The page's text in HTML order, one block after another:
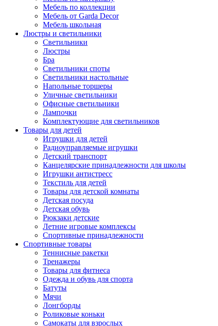
Мебель по коллекции
Мебель от Garda Decor
Мебель школьная
Люстры и светильники
Светильники
Люстры
Бра
Светильники споты
Светильники настольные
Напольные торшеры
Уличные светильники
Офисные светильники
Лампочки
Комплектующие для светильников
Товары для детей
Игрушки для детей
Радиоуправляемые игрушки
Детский транспорт
Канцелярские принадлежности для школы
Игрушки антистресс
Текстиль для детей
Товары для детской комнаты
Детская посуда
Детская обувь
Рюкзаки детские
Летние игровые комплексы
Спортивные принадлежности
Спортивные товары
Теннисные ракетки
Тренажеры
Товары для фитнеса
Одежда и обувь для спорта
Батуты
Мячи
Лонгборды
Роликовые коньки
Самокаты для взрослых